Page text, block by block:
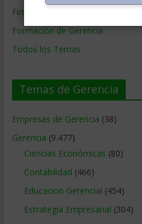
Firmas de Gerencia
Formación de Gerencia
Todos los Temas
Temas de Gerencia
Empresas de Gerencia (38)
Gerencia (9.477)
Ciencias Económicas (80)
Contabilidad (466)
Educacion Gerencial (454)
Estrategia Empresarial (304)